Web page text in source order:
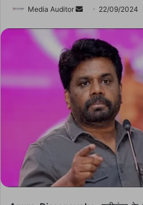
Media Auditor
Send
email
22/09/2024